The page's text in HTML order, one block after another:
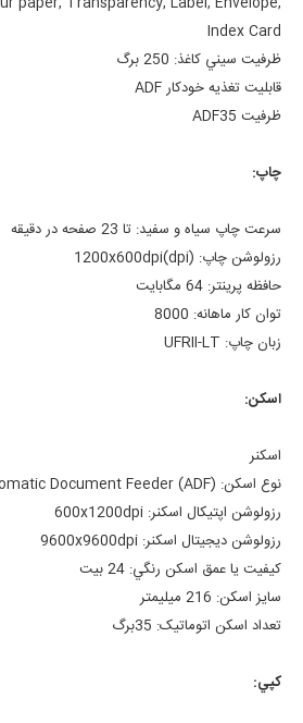
Index Card
ظرفيت سيني کاغذ: 250 برگ
قابليت تغذيه خودکار ADF
ظرفيت ADF 35
چاپ:
سرعت چاپ سياه و سفيد: تا 23 صفحه در دقیقه
رزولوشن چاپ: (dpi)
1200x600dpi
حافظه پرينتر: 64 مگابايت
توان کار ماهانه: 8000
زبان چاپ: UFRII-LT
اسکن:
اسکنر
نوع اسکن: Document Feeder (ADF)
رزولوشن اپتيکال اسکنر: 600x1200dpi
رزولوشن ديجيتال اسکنر: 9600x9600dpi
کيفيت يا عمق اسکن رنگي: 24 بیت
سايز اسکن: 216 میلیمتر
تعداد اسکن اتوماتيک: 35برگ
کپي: